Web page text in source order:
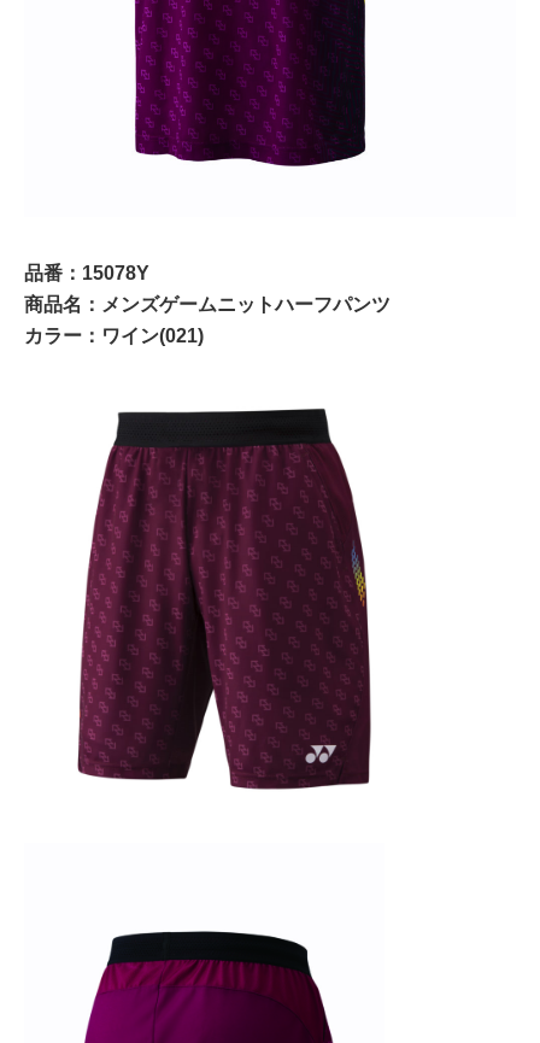
品番：15078Y
商品名：メンズゲームニットハーフパンツ
カラー：ワイン(021)